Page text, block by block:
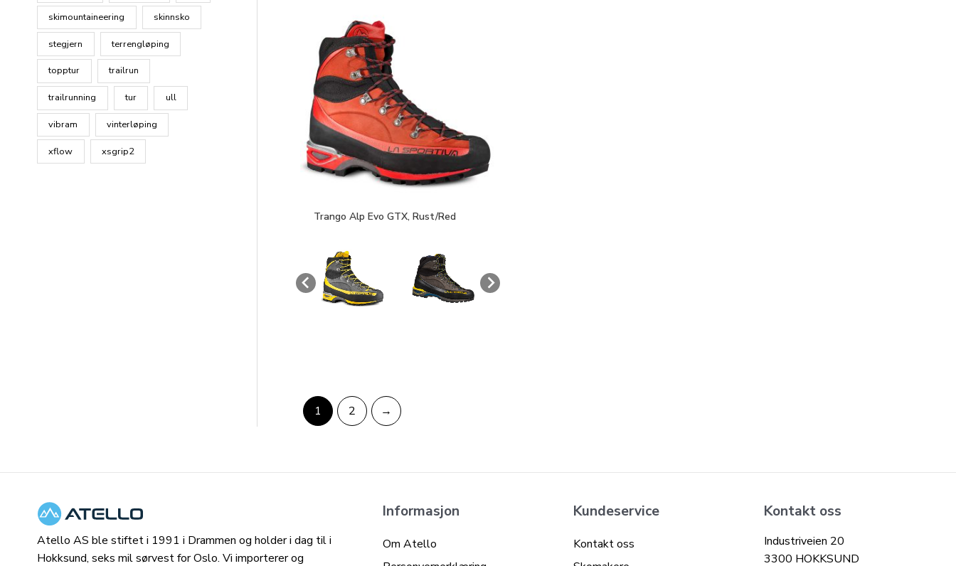
skimountaineering skinnsko
stegjern terrengløping
topptur trailrun
trailrunning tur ull
vibram vinterløping
xflow xsgrip2
Trango Alp Evo GTX, Rust/Red
1 2 →
Atello AS ble stiftet i 1991 i Drammen og holder i dag til i
Hokksund, seks mil sørvest for Oslo. Vi importerer og
Informasjon
Om Atello
Kundeservice
Kontakt oss
Kontakt oss
Industriveien 20
3300 HOKKSUND